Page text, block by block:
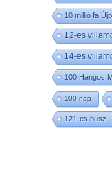
10 millió fa
12-es
14-es
100 Hangos
100 nap
121-es busz